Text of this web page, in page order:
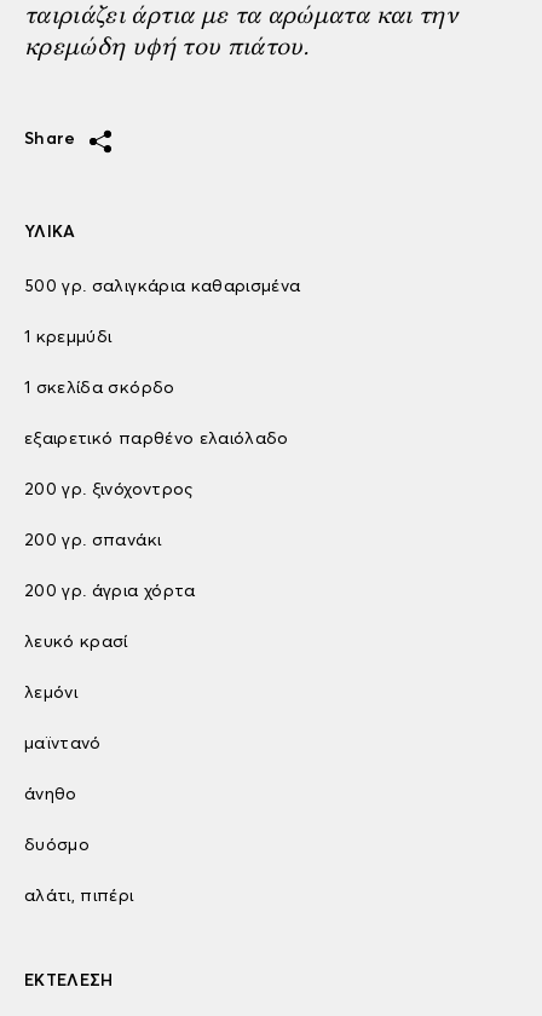
ταιριάζει άρτια με τα αρώματα και την
κρεμώδη υφή του πιάτου.
Share
ΥΛΙΚΑ
500 γρ. σαλιγκάρια καθαρισμένα
1 κρεμμύδι
1 σκελίδα σκόρδο
εξαιρετικό παρθένο ελαιόλαδο
200 γρ. ξινόχοντρος
200 γρ. σπανάκι
200 γρ. άγρια χόρτα
λευκό κρασί
λεμόνι
μαϊντανό
άνηθο
δυόσμο
αλάτι, πιπέρι
ΕΚΤΕΛΕΣΗ